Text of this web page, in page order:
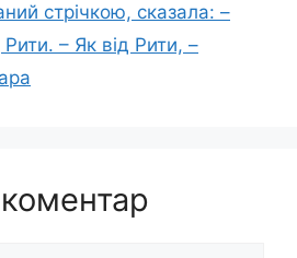
стрічкою, сказала: –
– Як від Рити, –